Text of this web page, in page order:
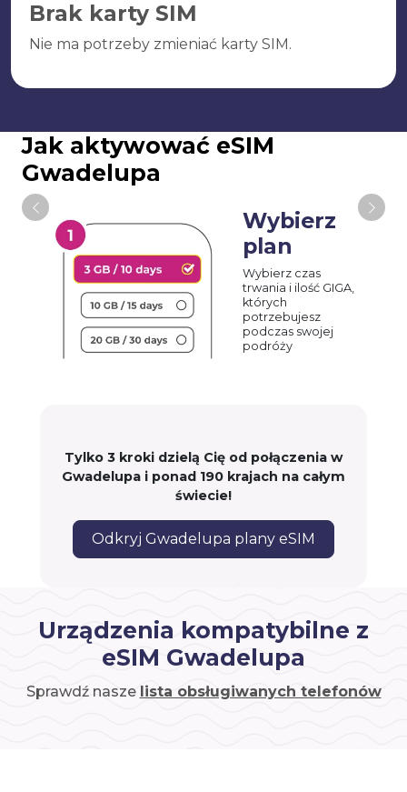
Brak karty SIM
Nie ma potrzeby zmieniać karty SIM.
Jak aktywować eSIM
Gwadelupa
Wybierz
plan
Wybierz czas
trwania i ilość GIGA,
których
potrzebujesz
podczas swojej
podróży
Tylko 3 kroki dzielą Cię od połączenia w
Gwadelupa i ponad 190 krajach na całym
świecie!
Odkryj Gwadelupa plany eSIM
Urządzenia kompatybilne z
eSIM Gwadelupa
Sprawdź nasze lista obsługiwanych telefonów